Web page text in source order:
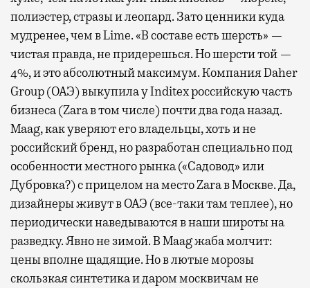
полиэстер, стразы и леопард. Зато ценники куда
мудренее, чем в Lime. «В составе есть шерсть» —
чистая правда, не придерешься. Но шерсти той —
4%, и это абсолютный максимум. Компания Daher
Group (ОАЭ) выкупила у Inditex российскую часть
бизнеса (Zara в том числе) почти два года назад.
Maag, как уверяют его владельцы, хоть и не
российский бренд, но разработан специально под
особенности местного рынка («Садовод» или
Дубровка?) с прицелом на место Zara в Москве. Да,
дизайнеры живут в ОАЭ (все-таки там теплее), но
периодически наведываются в наши широты на
разведку. Явно не зимой. В Maag жаба молчит:
цены вполне щадящие. Но в лютые морозы
скользкая синтетика и даром москвичам не